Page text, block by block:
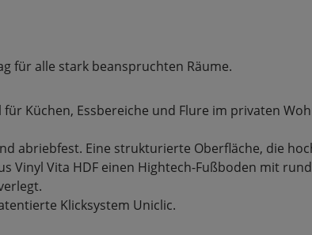
für alle stark beanspruchten Räume.
für Küchen, Essbereiche und Flure im privaten
abriebfest. Eine strukturierte Oberfläche, die
Vinyl Vita HDF einen Hightech-Fußboden mit
Klicksystem Uniclic.